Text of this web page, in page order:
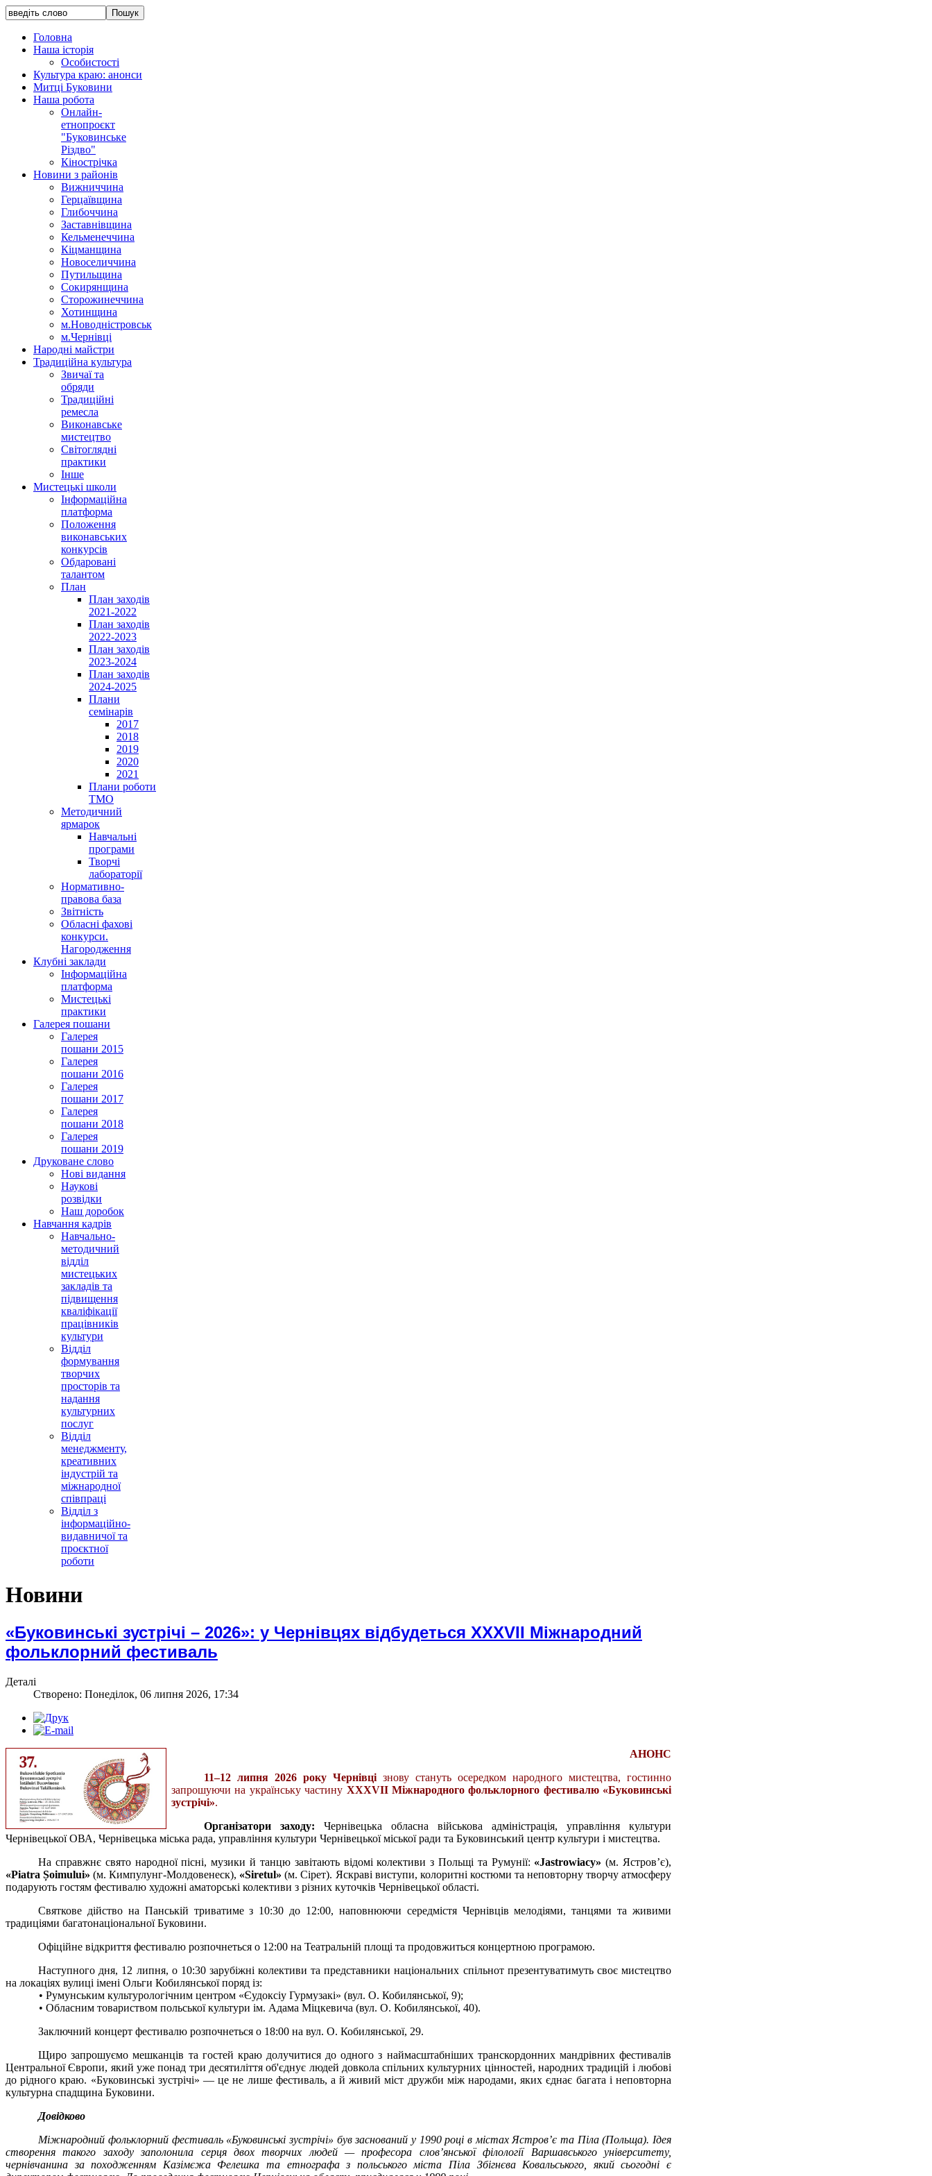
Головна
Наша історія
Особистості
Культура краю: анонси
Митці Буковини
Наша робота
Онлайн-
етнопроєкт
"Буковинське
Різдво"
Кінострічка
Новини з районів
Вижниччина
Герцаївщина
Глибоччина
Заставнівщина
Кельменеччина
Кіцманщина
Новоселиччина
Путильщина
Сокирянщина
Сторожинеччина
Хотинщина
м.Новодністровськ
м.Чернівці
Народні майстри
Традиційна культура
Звичаї та
обряди
Традиційні
ремесла
Виконавське
мистецтво
Світоглядні
практики
Інше
Мистецькі школи
Інформаційна
платформа
Положення
виконавських
конкурсів
Обдаровані
талантом
План
План заходів
2021-2022
План заходів
2022-2023
План заходів
2023-2024
План заходів
2024-2025
Плани
семінарів
2017
2018
2019
2020
2021
Плани роботи
ТМО
Методичний
ярмарок
Навчальні
програми
Творчі
лабораторії
Нормативно-
правова база
Звітність
Обласні фахові
конкурси.
Нагородження
Клубні заклади
Інформаційна
платформа
Мистецькі
практики
Галерея пошани
Галерея
пошани 2015
Галерея
пошани 2016
Галерея
пошани 2017
Галерея
пошани 2018
Галерея
пошани 2019
Друковане слово
Нові видання
Наукові
розвідки
Наш доробок
Навчання кадрів
Навчально-
методичний
відділ
мистецьких
закладів та
підвищення
кваліфікації
працівників
культури
Відділ
формування
творчих
просторів та
надання
культурних
послуг
Відділ
менеджменту,
креативних
індустрій та
міжнародної
співпраці
Відділ з
інформаційно-
видавничої та
проєктної
роботи
Новини
«Буковинські зустрічі – 2026»: у Чернівцях відбудеться XXXVII Міжнародний
фольклорний фестиваль
Деталі
Створено: Понеділок, 06 липня 2026, 17:34
АНОНС
11–12 липня 2026 року Чернівці знову стануть осередком народного мистецтва, гостинно
запрошуючи на українську частину XXXVII Міжнародного фольклорного фестивалю «Буковинські
зустрічі».
Організатори заходу: Чернівецька обласна військова адміністрація, управління культури
Чернівецької ОВА, Чернівецька міська рада, управління культури Чернівецької міської ради та Буковинський центр культури і мистецтва.
На справжнє свято народної пісні, музики й танцю завітають відомі колективи з Польщі та Румунії: «Jastrowiacy» (м. Ястров’є),
«Piatra Șoimului» (м. Кимпулунг-Молдовенеск), «Siretul» (м. Сірет). Яскраві виступи, колоритні костюми та неповторну творчу атмосферу
подарують гостям фестивалю художні аматорські колективи з різних куточків Чернівецької області.
Святкове дійство на Панській триватиме з 10:30 до 12:00, наповнюючи середмістя Чернівців мелодіями, танцями та живими
традиціями багатонаціональної Буковини.
Офіційне відкриття фестивалю розпочнеться о 12:00 на Театральній площі та продовжиться концертною програмою.
Наступного дня, 12 липня, о 10:30 зарубіжні колективи та представники національних спільнот презентуватимуть своє мистецтво
на локаціях вулиці імені Ольги Кобилянської поряд із:
• Румунським культурологічним центром «Єудоксіу Гурмузакі» (вул. О. Кобилянської, 9);
• Обласним товариством польської культури ім. Адама Міцкевича (вул. О. Кобилянської, 40).
Заключний концерт фестивалю розпочнеться о 18:00 на вул. О. Кобилянської, 29.
Щиро запрошуємо мешканців та гостей краю долучитися до одного з наймасштабніших транскордонних мандрівних фестивалів
Центральної Європи, який уже понад три десятиліття об'єднує людей довкола спільних культурних цінностей, народних традицій і любові
до рідного краю. «Буковинські зустрічі» — це не лише фестиваль, а й живий міст дружби між народами, яких єднає багата і неповторна
культурна спадщина Буковини.
Довідково
Міжнародний фольклорний фестиваль «Буковинські зустрічі» був заснований у 1990 році в містах Ястров’є та Піла (Польща). Ідея
створення такого заходу заполонила серця двох творчих людей — професора слов’янської філології Варшавського університету,
чернівчанина за походженням Казімєжа Фелешка та етнографа з польського міста Піла Збігнєва Ковальського, який сьогодні є